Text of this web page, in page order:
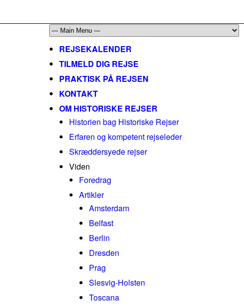
REJSEKALENDER
TILMELD DIG REJSE
PRAKTISK PÅ REJSEN
KONTAKT
OM HISTORISKE REJSER
Historien bag Historiske Rejser
Erfaren og kompetent rejseleder
Skræddersyede rejser
Viden
Foredrag
Artikler
Amsterdam
Belfast
Berlin
Dresden
Prag
Slesvig-Holsten
Toscana